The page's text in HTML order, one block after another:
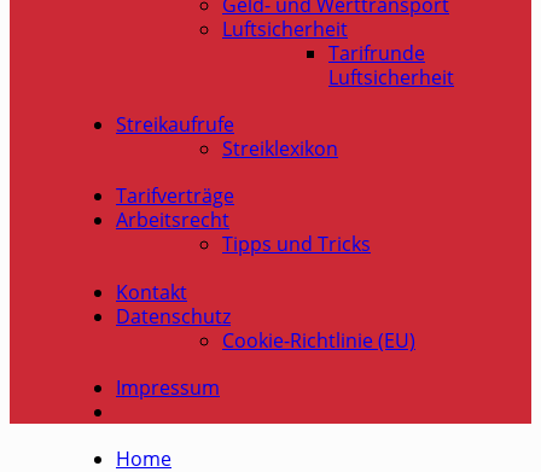
Luftsicherheit
Tarifrunde
Luftsicherheit
Streikaufrufe
Streiklexikon
Tarifverträge
Arbeitsrecht
Tipps und Tricks
Kontakt
Datenschutz
Cookie-Richtlinie (EU)
Impressum
Home